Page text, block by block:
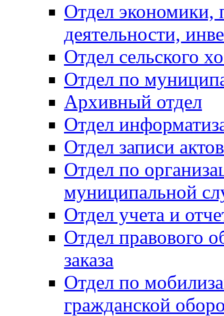
Отдел экономики,
деятельности,
Отдел сельского
Отдел по
Архивный отдел
Отдел
Отдел записи
Отдел по
муниципальной
Отдел учета и
Отдел правового
заказа
Отдел по
гражданской